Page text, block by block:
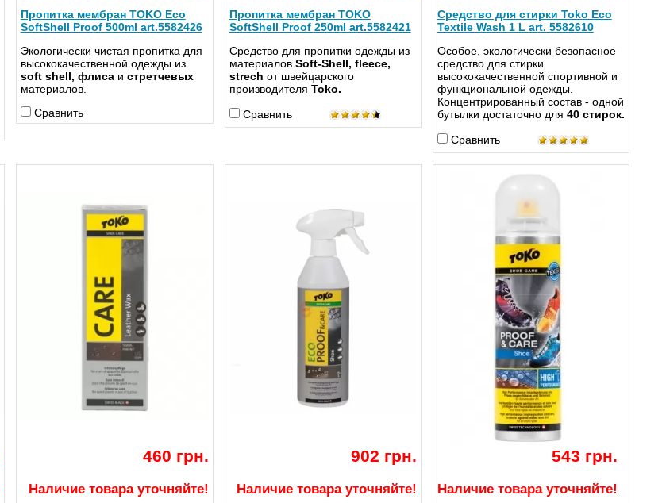
Пропитка мембран TOKO Eco
SoftShell Proof 500ml art.5582426
Экологически чистая пропитка для
высококачественной одежды из
soft shell, флисаи стретчевых
материалов.
Сравнить
Пропитка мембран TOKO
SoftShell Proof 250ml art.5582421
Средство для пропитки одежды из
материаловSoft-Shell, fleece,
strech от швейцарского
производителя Toko.
Сравнить
Средство для стирки Toko Eco
Textile Wash 1 L art. 5582610
Особое, экологически безопасное
средство для стирки
высококачественной спортивной и
функциональной одежды.
Концентрированный состав - одной
бутылки достаточно для 40 стирок.
Сравнить
460 грн.
Наличие товара уточняйте!
902 грн.
Наличие товара уточняйте!
543 грн.
Наличие товара уточняйте!